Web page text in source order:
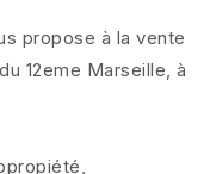
propose à la vente
12eme Marseille, à